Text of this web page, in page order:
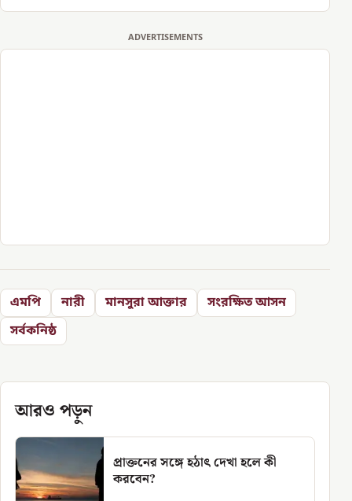
ADVERTISEMENTS
এমপি নারী মানসুরা আক্তার
সংরক্ষিত আসন
সর্বকনিষ্ঠ
আরও পড়ুন
প্রাক্তনের সঙ্গে হঠাৎ দেখা হলে কী
করবেন?